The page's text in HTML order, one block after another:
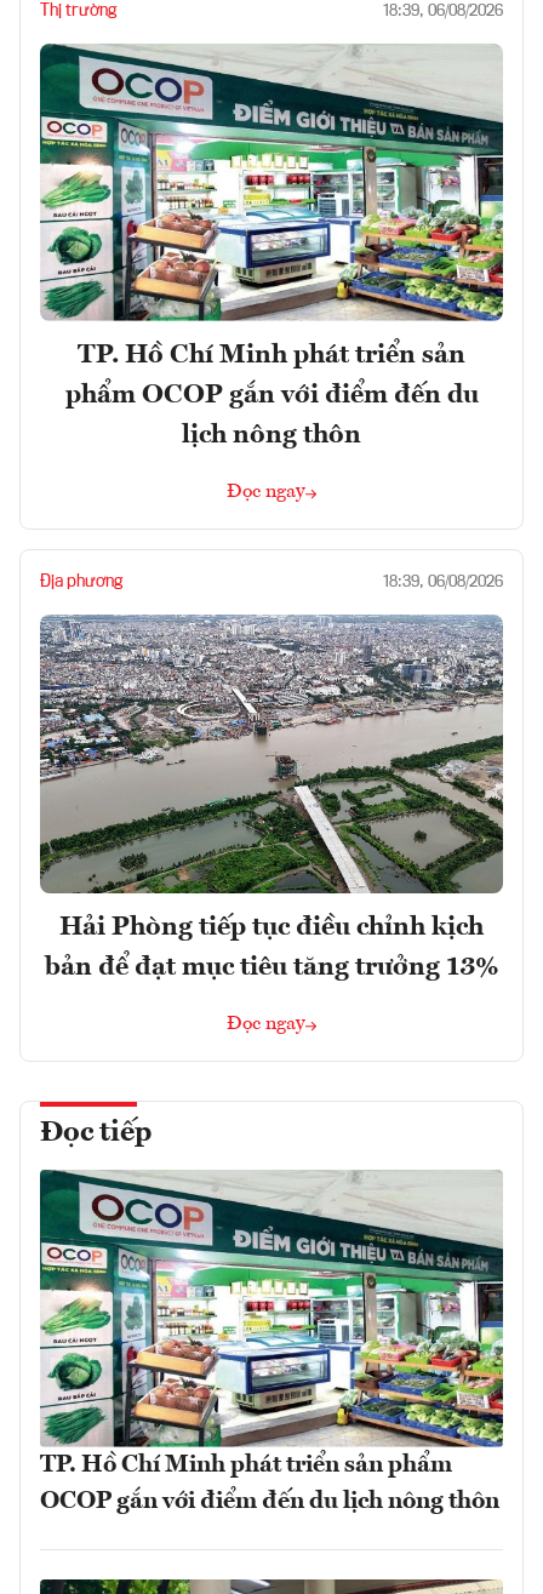
Thị trường 18:39, 06/08/2026
TP. Hồ Chí Minh phát triển sản
phẩm OCOP gắn với điểm đến du
lịch nông thôn
Đọc ngay
Địa phương 18:39, 06/08/2026
Hải Phòng tiếp tục điều chỉnh kịch
bản để đạt mục tiêu tăng trưởng 13%
Đọc ngay
Đọc tiếp
TP. Hồ Chí Minh phát triển sản phẩm
OCOP gắn với điểm đến du lịch nông thôn